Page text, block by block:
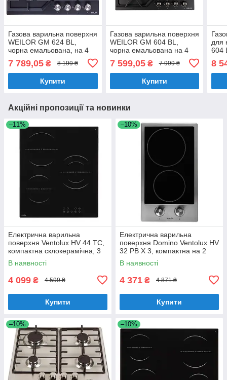
Газова варильна поверхня
WEILOR GM 624 BL,
чорна емальована, на 4
7 789,05 ₴ 8 199 ₴
Купити
Газова варильна поверхня
WEILOR GM 604 BL,
чорна емальована на 4
7 599,05₴ 7 999 ₴
Купити
для
604
8
Акційні пропозиції та новинки
–11%
Електрична варильна
поверхня Ventolux HV 44 TC,
компактна склокерамічна, 3
конфорки, шириною 45 см
В наявності
4 099 ₴ 4 599 ₴
Купити
–10%
Електрична варильна
поверхня Domino Ventolux HV
32 PB X 3, компактна на 2
конфорки
В наявності
4 371 ₴ 4 871 ₴
Купити
–10% –10%